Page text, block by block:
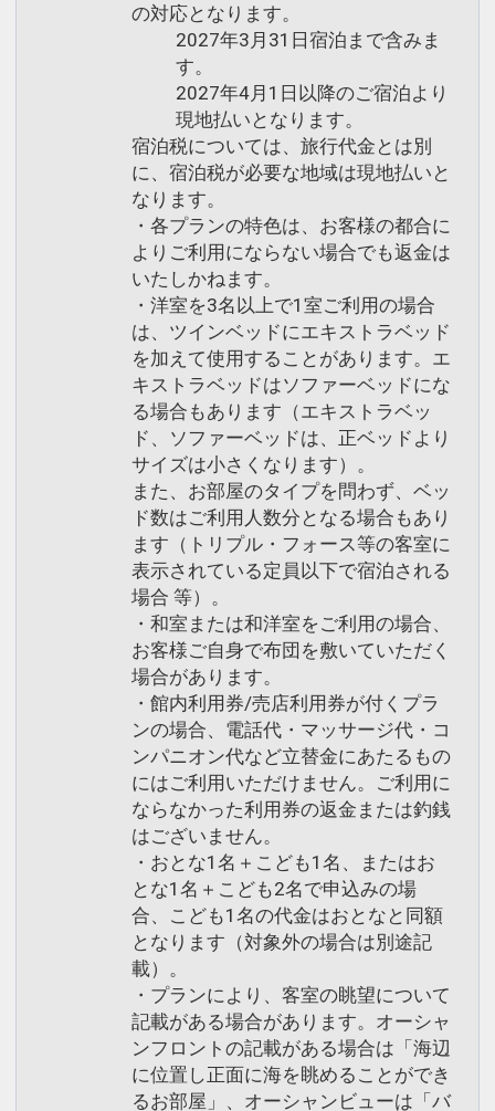
の対応となります。
2027年3月31日宿泊まで含みま
す。
2027年4月1日以降のご宿泊より
現地払いとなります。
宿泊税については、旅行代金とは別
に、宿泊税が必要な地域は現地払いと
なります。
・各プランの特色は、お客様の都合に
よりご利用にならない場合でも返金は
いたしかねます。
・洋室を3名以上で1室ご利用の場合
は、ツインベッドにエキストラベッド
を加えて使用することがあります。エ
キストラベッドはソファーベッドにな
る場合もあります（エキストラベッ
ド、ソファーベッドは、正ベッドより
サイズは小さくなります）。
また、お部屋のタイプを問わず、ベッ
ド数はご利用人数分となる場合もあり
ます（トリプル・フォース等の客室に
表示されている定員以下で宿泊される
場合 等）。
・和室または和洋室をご利用の場合、
お客様ご自身で布団を敷いていただく
場合があります。
・館内利用券/売店利用券が付くプラ
ンの場合、電話代・マッサージ代・コ
ンパニオン代など立替金にあたるもの
にはご利用いただけません。ご利用に
ならなかった利用券の返金または釣銭
はございません。
・おとな1名＋こども1名、またはお
とな1名＋こども2名で申込みの場
合、こども1名の代金はおとなと同額
となります（対象外の場合は別途記
載）。
・プランにより、客室の眺望について
記載がある場合があります。オーシャ
ンフロントの記載がある場合は「海辺
に位置し正面に海を眺めることができ
るお部屋」、オーシャンビューは「バ